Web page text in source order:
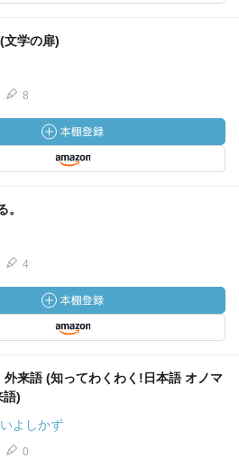
文学の扉)
8
。
4
外来語 (知ってわくわく!日本語 オノマ
語)
よしかず
0